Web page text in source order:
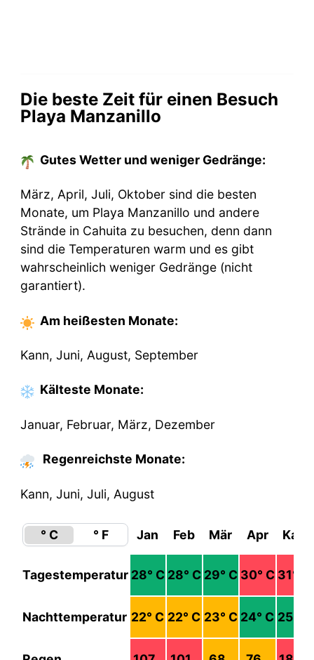
Die beste Zeit für einen Besuch
Playa Manzanillo
Gutes Wetter und weniger Gedränge:
März, April, Juli, Oktober sind die besten
Monate, um Playa Manzanillo und andere
Strände in Cahuita zu besuchen, denn dann
sind die Temperaturen warm und es gibt
wahrscheinlich weniger Gedränge (nicht
garantiert).
Am heißesten Monate:
Kann, Juni, August, September
Kälteste Monate:
Januar, Februar, März, Dezember
Regenreichste Monate:
Kann, Juni, Juli, August
° C ° F Jan Feb Mär Apr Kan
Tagestemperatur 28° C 28° C 29° C 30° C 31° C
Nachttemperatur 22° C 22° C 23° C 24° C 25° C